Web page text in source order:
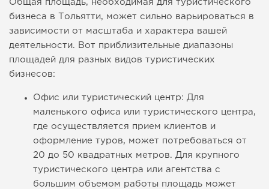
Общая площадь, необходимая для туристического
бизнеса в Тольятти, может сильно варьироваться в
зависимости от масштаба и характера вашей
деятельности. Вот приблизительные диапазоны
площадей для разных видов туристических
бизнесов:
Офис или туристический центр: Для
маленького офиса или туристического центра,
где осуществляется прием клиентов и
оформление туров, может потребоваться от
20 до 50 квадратных метров. Для крупного
туристического центра или агентства с
большим объемом работы площадь может